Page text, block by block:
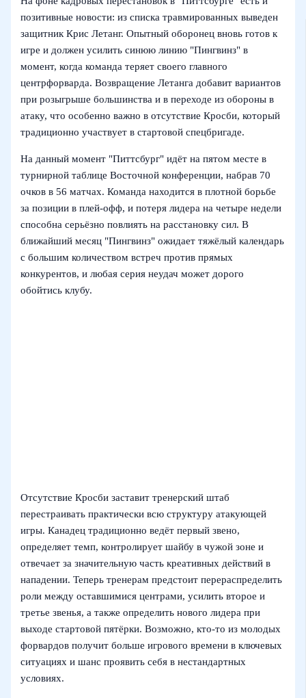
позитивные новости: из списка травмированных выведен
защитник Крис Летанг. Опытный оборонец вновь готов к
игре и должен усилить синюю линию "Пингвинз" в
момент, когда команда теряет своего главного
центрфорварда. Возвращение Летанга добавит вариантов
при розыгрыше большинства и в переходе из обороны в
атаку, что особенно важно в отсутствие Кросби, который
традиционно участвует в стартовой спецбригаде.
На данный момент "Питтсбург" идёт на пятом месте в
турнирной таблице Восточной конференции, набрав 70
очков в 56 матчах. Команда находится в плотной борьбе
за позиции в плей‑офф, и потеря лидера на четыре недели
способна серьёзно повлиять на расстановку сил. В
ближайший месяц "Пингвинз" ожидает тяжёлый календарь
с большим количеством встреч против прямых
конкурентов, и любая серия неудач может дорого
обойтись клубу.
Отсутствие Кросби заставит тренерский штаб
перестраивать практически всю структуру атакующей
игры. Канадец традиционно ведёт первый звено,
определяет темп, контролирует шайбу в чужой зоне и
отвечает за значительную часть креативных действий в
нападении. Теперь тренерам предстоит перераспределить
роли между оставшимися центрами, усилить второе и
третье звенья, а также определить нового лидера при
выходе стартовой пятёрки. Возможно, кто‑то из молодых
форвардов получит больше игрового времени в ключевых
ситуациях и шанс проявить себя в нестандартных
условиях.